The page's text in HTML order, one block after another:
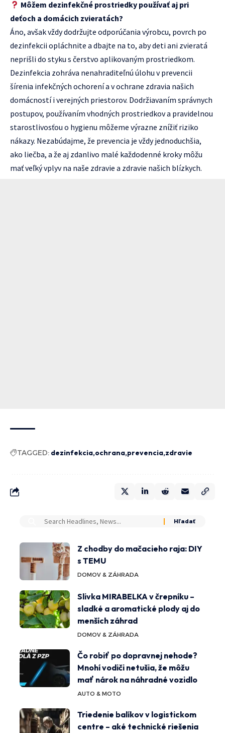
Môžem dezinfekčné prostriedky používať aj pri
deťoch a domácich zvieratách?
Áno, avšak vždy dodržujte odporúčania výrobcu, povrch po
dezinfekcii opláchnite a dbajte na to, aby deti ani zvieratá
neprišli do styku s čerstvo aplikovaným prostriedkom.
Dezinfekcia zohráva nenahraditeľnú úlohu v prevencii
šírenia infekčných ochorení a v ochrane zdravia našich
domácností i verejných priestorov. Dodržiavaním správnych
postupov, používaním vhodných prostriedkov a pravidelnou
starostlivosťou o hygienu môžeme výrazne znížiť riziko
nákazy. Nezabúdajme, že prevencia je vždy jednoduchšia,
ako liečba, a že aj zdanlivo malé každodenné kroky môžu
mať veľký vplyv na naše zdravie a zdravie našich blízkych.
TAGGED: dezinfekcia ochrana prevencia zdravie
Z chodby do mačacieho raja: DIY
s TEMU
DOMOV & ZÁHRADA
Slivka MIRABELKA v črepníku –
sladké a aromatické plody aj do
menších záhrad
DOMOV & ZÁHRADA
Čo robiť po dopravnej nehode?
Mnohí vodiči netušia, že môžu
mať nárok na náhradné vozidlo
AUTO & MOTO
Triedenie balíkov v logistickom
centre – aké technické riešenia